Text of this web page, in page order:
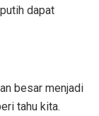
dapat
besar menjadi
tahu kita.